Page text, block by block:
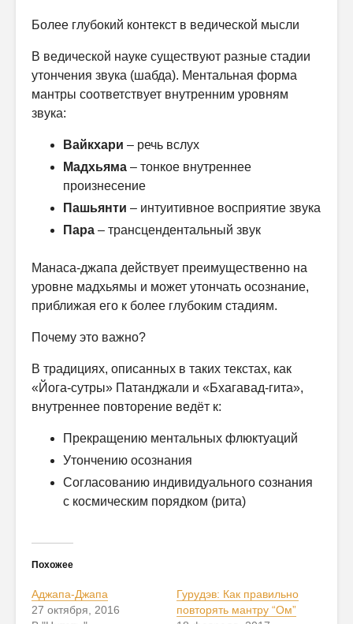
Более глубокий контекст в ведической мысли
В ведической науке существуют разные стадии
утончения звука (шабда). Ментальная форма
мантры соответствует внутренним уровням
звука:
Вайкхари – речь вслух
Мадхьяма – тонкое внутреннее
произнесение
Пашьянти – интуитивное восприятие звука
Пара – трансцендентальный звук
Манаса-джапа действует преимущественно на
уровне мадхьямы и может утончать осознание,
приближая его к более глубоким стадиям.
Почему это важно?
В традициях, описанных в таких текстах, как
«Йога-сутры» Патанджали и «Бхагавад-гита»,
внутреннее повторение ведёт к:
Прекращению ментальных флюктуаций
Утончению осознания
Согласованию индивидуального сознания
с космическим порядком (рита)
Похожее
Аджапа-Джапа
27 октября, 2016
Гурудэв: Как правильно
повторять мантру “Ом”